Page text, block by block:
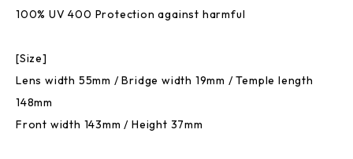
100% UV 400 Protection against harmful
[Size]
Lens width 55mm / Bridge width 19mm / Temple length
148mm
Front width 143mm / Height 37mm